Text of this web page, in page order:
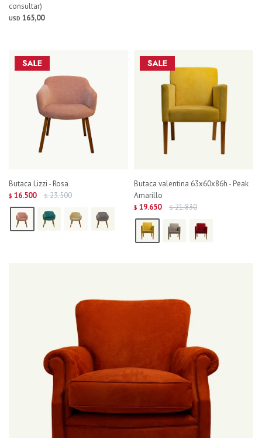
consultar)
USD 165,00
Butaca Lizzi - Rosa
$ 16.500 $ 23.500
Butaca valentina 63x60x86h - Peak
Amarillo
$ 19.650 $ 21.830